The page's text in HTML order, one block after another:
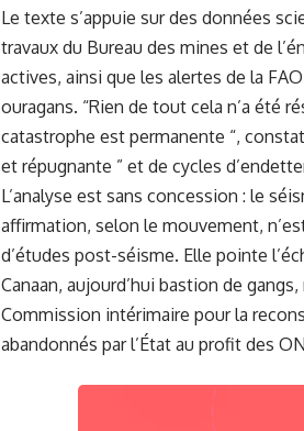
Le texte s’appuie sur des données
travaux du Bureau des mines et de
actives, ainsi que les alertes de la
ouragans. “Rien de tout cela n’a été
catastrophe est permanente “,
et répugnante ” et de cycles
L’analyse est sans concession : le
affirmation, selon le mouvement,
d’études post-séisme. Elle pointe
Canaan, aujourd’hui bastion de
Commission intérimaire pour la
abandonnés par l’État au profit des